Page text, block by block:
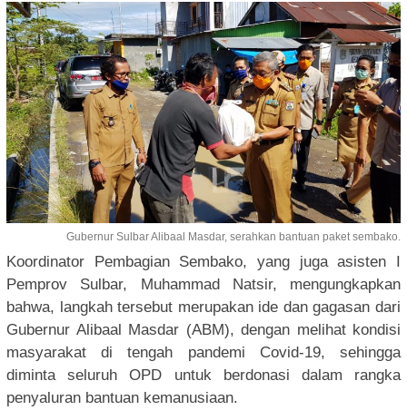
Gubernur Sulbar Alibaal Masdar, serahkan bantuan paket sembako.
Koordinator Pembagian Sembako, yang juga asisten I
Pemprov Sulbar, Muhammad Natsir, mengungkapkan
bahwa, langkah tersebut merupakan ide dan gagasan dari
Gubernur Alibaal Masdar (ABM), dengan melihat kondisi
masyarakat di tengah pandemi Covid-19, sehingga
diminta seluruh OPD untuk berdonasi dalam rangka
penyaluran bantuan kemanusiaan.